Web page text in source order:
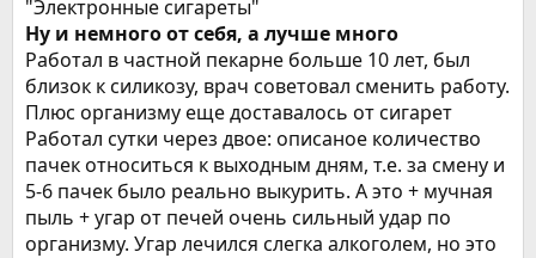
"Электронные сигареты"
Ну и немного от себя, а лучше много
Работал в частной пекарне больше 10 лет, был
близок к силикозу, врач советовал сменить работу.
Плюс организму еще доставалось от сигарет
Работал сутки через двое: описаное количество
пачек относиться к выходным дням, т.е. за смену и
5-6 пачек было реально выкурить. А это + мучная
пыль + угар от печей очень сильный удар по
организму. Угар лечился слегка алкоголем, но это